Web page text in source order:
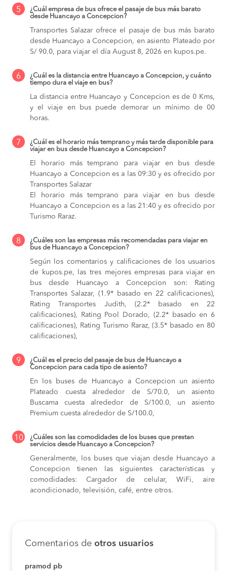
5
¿Cuál empresa de bus ofrece el pasaje de bus más barato
desde Huancayo a Concepcion?
Transportes Salazar ofrece el pasaje de bus más barato
desde Huancayo a Concepcion, en asiento Plateado por
S/ 90.0, para viajar el día August 8, 2026 en kupos.pe.
6
¿Cuál es la distancia entre Huancayo a Concepcion, y cuánto
tiempo dura el viaje en bus?
La distancia entre Huancayo y Concepcion es de 0 Kms,
y el viaje en bus puede demorar un mínimo de 00
horas.
7
¿Cuál es el horario más temprano y más tarde disponible para
viajar en bus desde Huancayo a Concepcion?
El horario más temprano para viajar en bus desde
Huancayo a Concepcion es a las 09:30 y es ofrecido por
Transportes Salazar
El horario más temprano para viajar en bus desde
Huancayo a Concepcion es a las 21:40 y es ofrecido por
Turismo Raraz.
8
¿Cuáles son las empresas más recomendadas para viajar en
bus de Huancayo a Concepcion?
Según los comentarios y calificaciones de los usuarios
de kupos.pe, las tres mejores empresas para viajar en
bus desde Huancayo a Concepcion son: Rating
Transportes Salazar, (1.9* basado en 22 calificaciones),
Rating Transportes Judith, (2.2* basado en 22
calificaciones), Rating Pool Dorado, (2.2* basado en 6
calificaciones), Rating Turismo Raraz, (3.5* basado en 80
calificaciones),
9
¿Cuál es el precio del pasaje de bus de Huancayo a
Concepcion para cada tipo de asiento?
En los buses de Huancayo a Concepcion un asiento
Plateado cuesta alrededor de S/70.0,
un asiento
Buscama cuesta alrededor de S/100.0, un asiento
Premium cuesta alrededor de S/100.0,
10
¿Cuáles son las comodidades de los buses que prestan
servicios desde Huancayo a Concepcion?
Generalmente, los buses que viajan desde Huancayo a
Concepcion tienen las siguientes características y
comodidades: Cargador de celular, WiFi, aire
acondicionado, televisión, café, entre otros.
Comentarios de otros usuarios
pramod pb